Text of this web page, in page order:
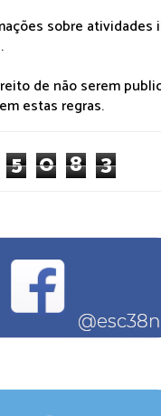
sobre atividades
de não serem
estas regras.
5 0 8 3